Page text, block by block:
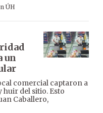
ÚH
un
comercial captaron a
del sitio. Esto
Caballero,